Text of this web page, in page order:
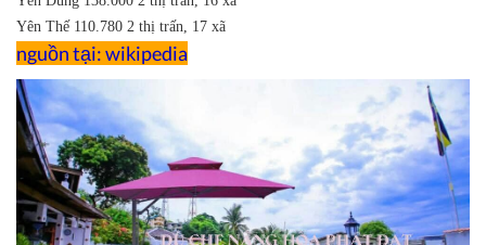
Yên Thế 110.780 2 thị trấn, 17 xã
nguồn tại: wikipedia